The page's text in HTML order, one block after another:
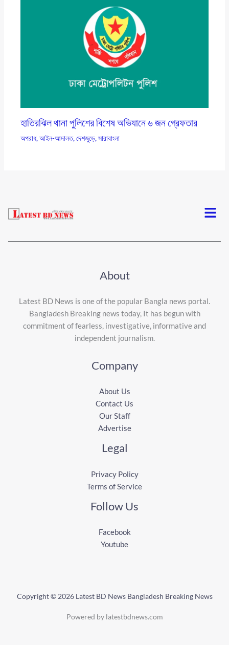
হাতিরঝিল থানা পুলিশের বিশেষ অভিযানে ৬ জন গ্রেফতার
অপরাধ,আইন-আদালত,দেশজুড়ে,সারাবাংলা
Menu
About
Latest BD News is one of the popular Bangla news portal.
Bangladesh Breaking news today, It has begun with
commitment of fearless, investigative, informative and
independent journalism.
Company
About Us
Contact Us
Our Staff
Advertise
Legal
Privacy Policy
Terms of Service
Follow Us
Facebook
Youtube
Copyright © 2026 Latest BD News Bangladesh Breaking News
Powered by latestbdnews.com